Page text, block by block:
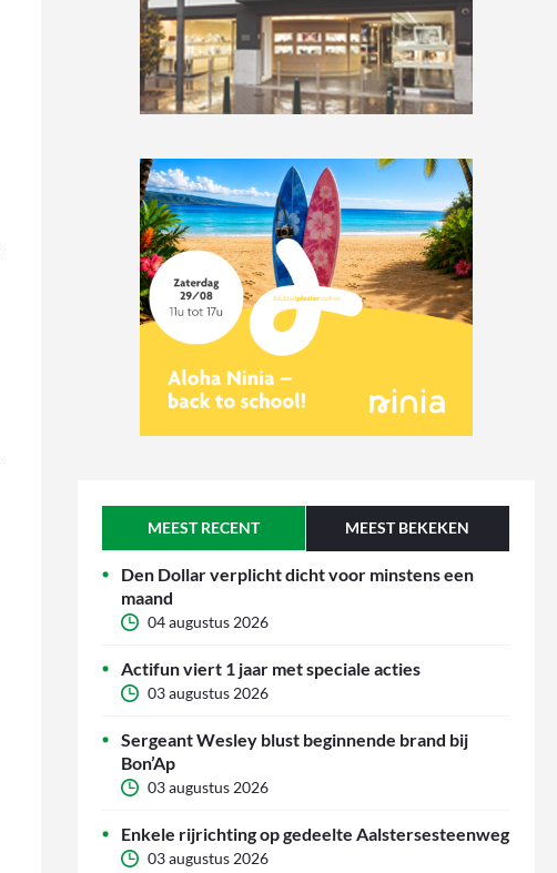
MEEST RECENT MEEST BEKEKEN
Den Dollar verplicht dicht voor minstens een
maand
04 augustus 2026
Actifun viert 1 jaar met speciale acties
03 augustus 2026
Sergeant Wesley blust beginnende brand bij
Bon’Ap
03 augustus 2026
Enkele rijrichting op gedeelte Aalstersesteenweg
03 augustus 2026